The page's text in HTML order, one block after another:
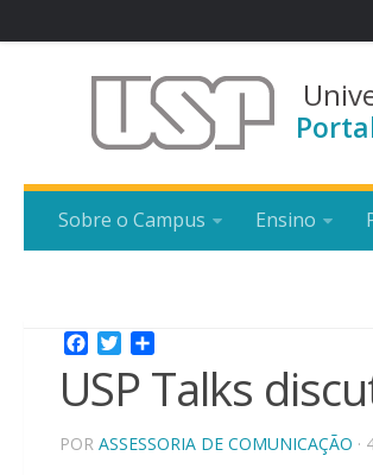
Sobre o Campus Ensino
Facebook
Twitter
USP Talks
POR ASSESSORIA DE COMUNICAÇÃO ·